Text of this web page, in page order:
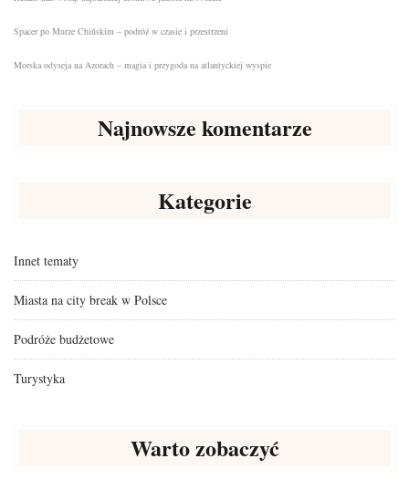
Spacer po Murze Chińskim – podróż w czasie i przestrzeni
Morska odyseja na Azorach – magia i przygoda na atlantyckiej wyspie
Najnowsze komentarze
Kategorie
Innet tematy
Miasta na city break w Polsce
Podróże budżetowe
Turystyka
Warto zobaczyć